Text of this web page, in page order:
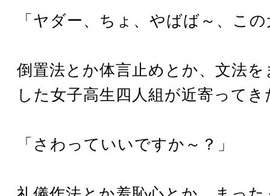
「ヤダー、ちょ、やばば～、こ
倒置法とか体言止めとか、文法
した女子高生四人組が近寄ってき
「さわっていいですか～？」